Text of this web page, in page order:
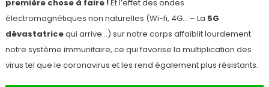
première chose à faire !Et l’effet des ondes
électromagnétiques non naturelles (Wi-fi, 4G… – La 5G
dévastatricequi arrive…) sur notre corps affaiblit lourdement
notre système immunitaire, ce qui favorise la multiplication des
virus tel que le coronavirus et les rend également plus résistants.